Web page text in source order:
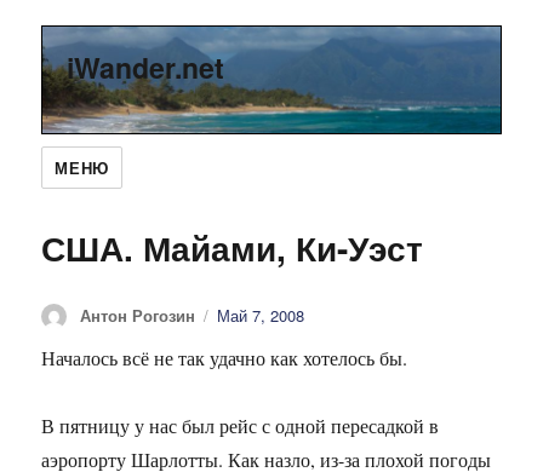
iWander.net
МЕНЮ
США. Майами, Ки-Уэст
Автор
Антон Рогозин Опубликовано
Май 7, 2008
Началось всё не так удачно как хотелось бы.
В пятницу у нас был рейс с одной пересадкой в
аэропорту Шарлотты. Как назло, из-за плохой погоды